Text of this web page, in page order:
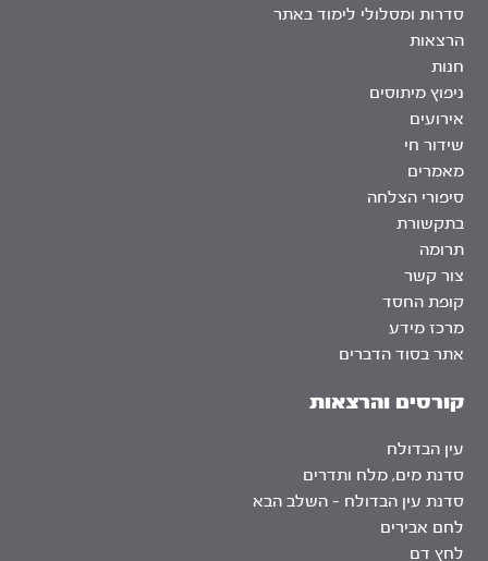
סדרות ומסלולי לימוד באתר
הרצאות
חנות
ניפוץ מיתוסים
אירועים
שידור חי
מאמרים
סיפורי הצלחה
בתקשורת
תרומה
צור קשר
קופת החסד
מרכז מידע
אתר בסוד הדברים
קורסים והרצאות
עין הבדולח
סדנת מים, מלח ותדרים
סדנת עין הבדולח – השלב הבא
לחם אבירים
לחץ דם